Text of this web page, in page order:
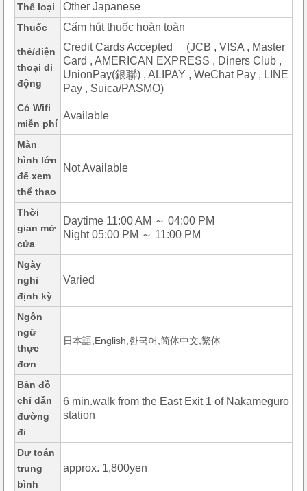
Thể loại Other Japanese
Thuốc Cấm hút thuốc hoàn toàn
thẻ/điện
thoại di
động
Credit Cards Accepted (JCB , VISA , Master
Card , AMERICAN EXPRESS , Diners Club ,
UnionPay(銀聯) , ALIPAY , WeChat Pay , LINE
Pay , Suica/PASMO)
Có Wifi
miễn phí
Available
Màn
hình lớn
để xem
thể thao
Not Available
Thời
gian mở
cửa
Daytime 11:00 AM ～ 04:00 PM
Night 05:00 PM ～ 11:00 PM
Ngày
nghỉ
định kỳ
Varied
Ngôn
ngữ
thực
đơn
日本語,English,한국어,简体中文,繁体
Bản đồ
chỉ dẫn
đường
đi
6 min.walk from the East Exit 1 of Nakameguro
station
Dự toán
trung
bình
approx. 1,800yen